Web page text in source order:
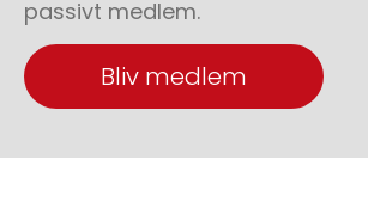
passivt medlem.
Bliv medlem